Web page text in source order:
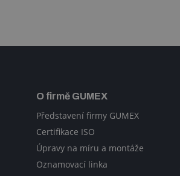
O firmě GUMEX
Představení firmy GUMEX
Certifikace ISO
Úpravy na míru a montáže
Oznamovací linka